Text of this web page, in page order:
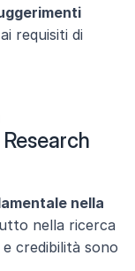
requisiti di
nella
nella ricerca
credibilità sono